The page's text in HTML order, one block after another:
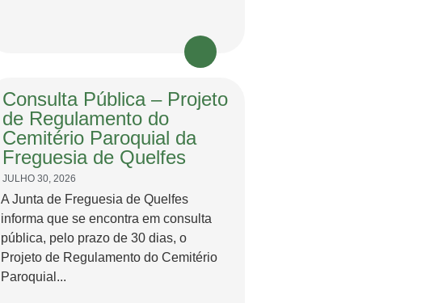
Consulta Pública – Projeto
de Regulamento do
Cemitério Paroquial da
Freguesia de Quelfes
JULHO 30, 2026
A Junta de Freguesia de Quelfes
informa que se encontra em consulta
pública, pelo prazo de 30 dias, o
Projeto de Regulamento do Cemitério
Paroquial...